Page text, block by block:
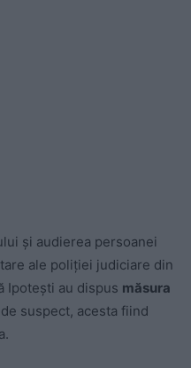
şi audierea persoanei
ale poliţiei judiciare din
Ipoteşti au dispus măsura
suspect, acesta fiind